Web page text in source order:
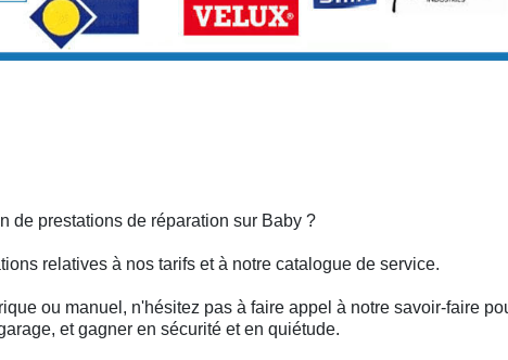
de prestations de réparation sur Baby ?
relatives à nos tarifs et à notre catalogue de service.
ou manuel, n'hésitez pas à faire appel à notre savoir-faire
et gagner en sécurité et en quiétude.